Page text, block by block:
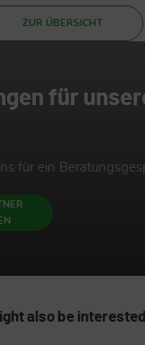
ZUR ÜBERSICHT
für
für ein
also be